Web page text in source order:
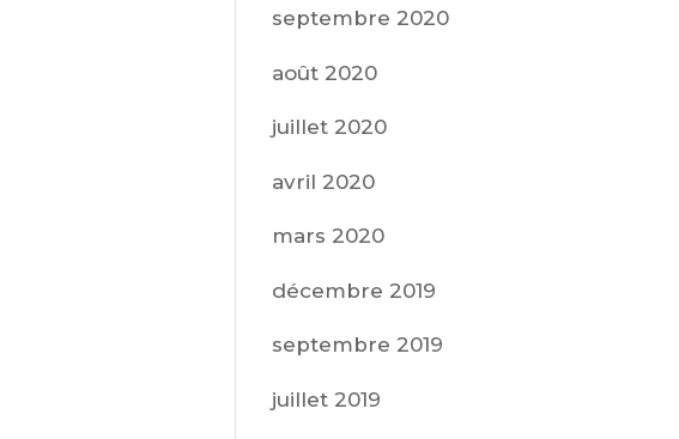
septembre 2020
août 2020
juillet 2020
avril 2020
mars 2020
décembre 2019
septembre 2019
juillet 2019